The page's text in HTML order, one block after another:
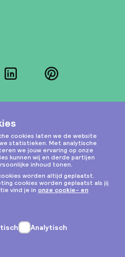
LinkedInPinterest
Instagram
& cookies
voorwaarden